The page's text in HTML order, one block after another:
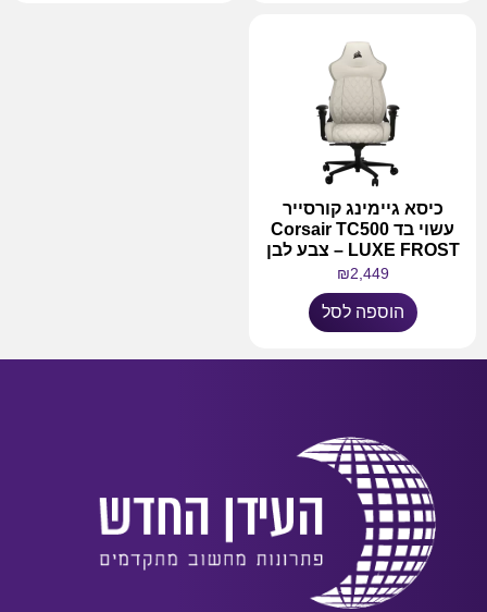
כיסא גיימינג קורסייר
עשוי בד Corsair TC500
LUXE FROST – צבע לבן
₪2,449
הוספה לסל